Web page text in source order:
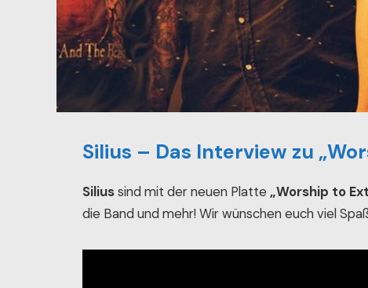
Silius – Das Interview zu
Siliussind mit der neuen Platte „Worship to
die Band und mehr! Wir wünschen euch viel